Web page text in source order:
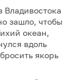
Владивостока
зашло, чтобы
океан,
вдоль
якорь